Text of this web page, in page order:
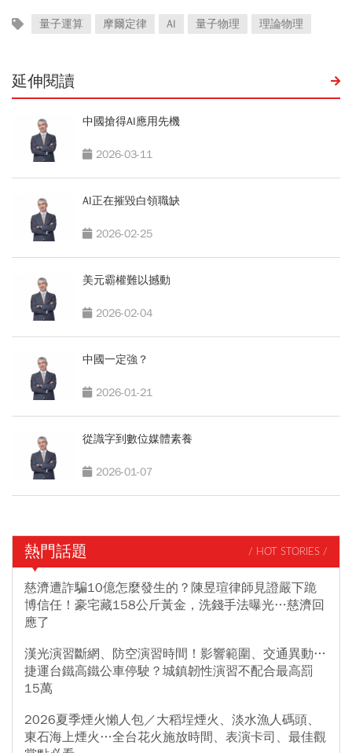
量子運算 摩爾定律 AI 量子物理 理論物理
延伸閱讀
中國搶得AI應用先機
2026-03-11
AI正在摧毀白領職缺
2026-02-25
美元霸權難以撼動
2026-02-04
中國一定強？
2026-01-21
從識字到數位媒體素養
2026-01-07
熱門話題 / HOT STORIES /
慈濟遭詐騙10億怎麼發生的？陳昱瑄律師見證嚴下跪
博信任！豪宅藏158公斤黃金，洗錢手法曝光…慈濟回
應了
漢光演習斷網、防空演習時間！影響範圍、交通異動…
捷運台鐵高鐵公車停駛？城鎮韌性演習不配合最高罰
15萬
2026夏季煙火懶人包／大稻埕煙火、淡水漁人碼頭、
東石海上煙火…全台花火施放時間、表演卡司、最佳觀